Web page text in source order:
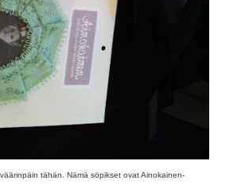
tähän. Nämä söpikset ovat Ainokainen-